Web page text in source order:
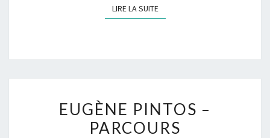
LIRE LA SUITELIRE LA SUITE
EUGÈNE PINTOS –
PARCOURS